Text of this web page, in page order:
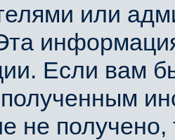
или
Если вам
не получено,